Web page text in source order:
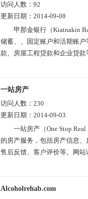
访问人数： 92
更新日期： 2014-09-08
甲那金银行（Kiatnakin
储蓄、、固定账户和活期账
款、房屋工程贷款和企业贷款
一站房产
访问人数： 230
更新日期： 2014-09-03
一站房产（One Stop
的房产服务，包括房产信息
售后反馈、客户评价等。网
Alcoholrehab.com